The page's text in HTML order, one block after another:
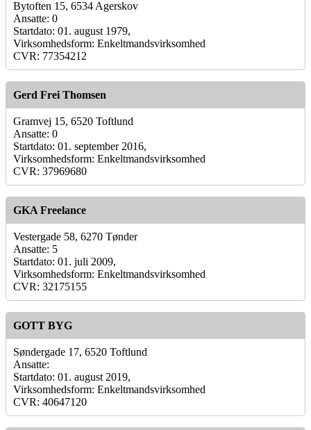
Bytoften 15, 6534 Agerskov
Ansatte: 0
Startdato: 01. august 1979,
Virksomhedsform: Enkeltmandsvirksomhed
CVR: 77354212
Gerd Frei Thomsen
Gramvej 15, 6520 Toftlund
Ansatte: 0
Startdato: 01. september 2016,
Virksomhedsform: Enkeltmandsvirksomhed
CVR: 37969680
GKA Freelance
Vestergade 58, 6270 Tønder
Ansatte: 5
Startdato: 01. juli 2009,
Virksomhedsform: Enkeltmandsvirksomhed
CVR: 32175155
GOTT BYG
Søndergade 17, 6520 Toftlund
Ansatte:
Startdato: 01. august 2019,
Virksomhedsform: Enkeltmandsvirksomhed
CVR: 40647120